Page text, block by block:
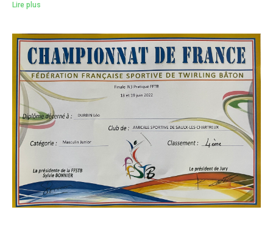
Lire plus